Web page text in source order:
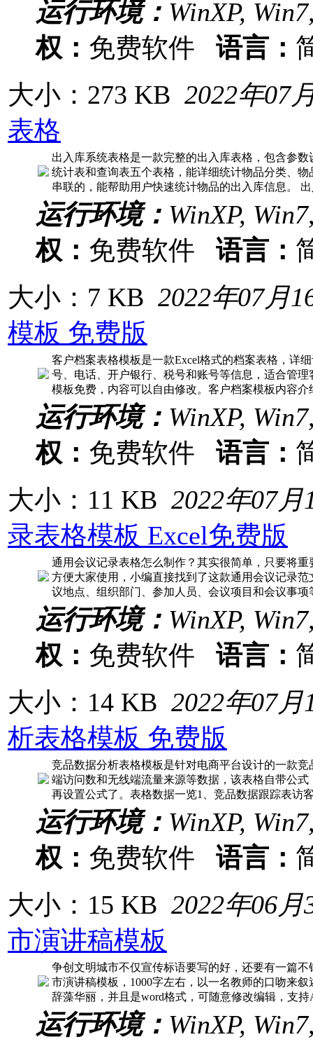
运行环境： WinXP,
权： 免费软件 语言：
大小：273 KB 2022年07
表格
出入库系统表格是一款完整的出入库表格，包含参
统计表和查询表五个表格，能详细统计物品分类、
串联的，能帮助用户快速统计物品的出入库信息。
运行环境： WinXP,
权： 免费软件 语言：
大小：7 KB 2022年07月
模板 免费版
客户档案表格模板是一款Excel格式的档案表格，详
号、电话、开户银行、税号和账号等信息，适合管
模板免费，内容可以自由修改。客户档案模板内容
运行环境： WinXP,
权： 免费软件 语言：
大小：11 KB 2022年07月
录表格模板 Excel免费版
通用会议记录表格怎么制作？其实很简单，只要将
方便大家使用，小编直接找到了这款通用会议记录
议地点、组织部门、参加人员、会议项目和会议事
运行环境： WinXP,
权： 免费软件 语言：
大小：14 KB 2022年07月
析表格模板 免费版
竞品数据分析表格模板是针对电商平台设计的一款
端访问数和无线端流量来源等数据，该表格自带公
再设置公式了。表格数据一览1、竞品数据跟踪表访
运行环境： WinXP,
权： 免费软件 语言：
大小：15 KB 2022年06月
市演讲稿模板
争创文明城市不仅宣传标语要写的好，还要有一篇
市演讲稿模板，1000字左右，以一名教师的口吻来
辞藻华丽，并且是word格式，可随意修改编辑，支
运行环境： WinXP,